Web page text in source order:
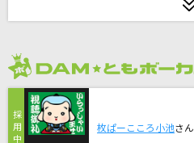
[生音]クリスマスソング
back number
[生音]くちなしの花
枚ぱーこころ小池さん